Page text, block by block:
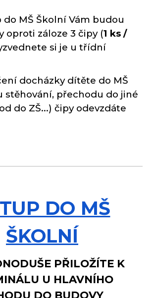
do MŠ Školní Vám budou
oproti záloze 3 čipy (1 ks /
dnete si je u třídní
docházky dítěte do MŠ
stěhování, přechodu do jiné
do ZŠ...) čipy odevzdáte
DO MŠ
ŠKOLNÍ
PŘILOŽÍTE K
U HLAVNÍHO
DO BUDOVY